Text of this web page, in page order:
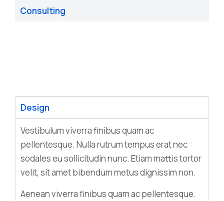
Consulting
Design
Vestibulum viverra finibus quam ac
pellentesque. Nulla rutrum tempus erat nec
sodales eu sollicitudin nunc. Etiam mattis tortor
velit, sit amet bibendum metus dignissim non.
Aenean viverra finibus quam ac pellentesque.